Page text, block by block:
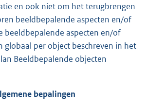
en ook niet om het terugbrengen
beeldbepalende aspecten en/of
beeldbepalende aspecten en/of
globaal per object beschreven in het
Beeldbepalende objecten
bepalingen